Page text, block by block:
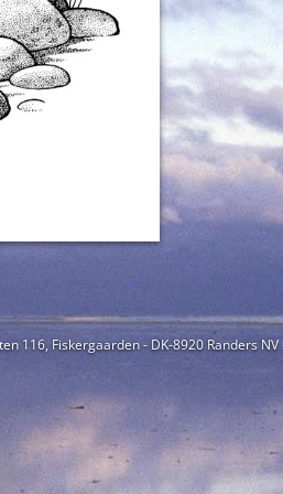
116, Fiskergaarden - DK-8920 Randers